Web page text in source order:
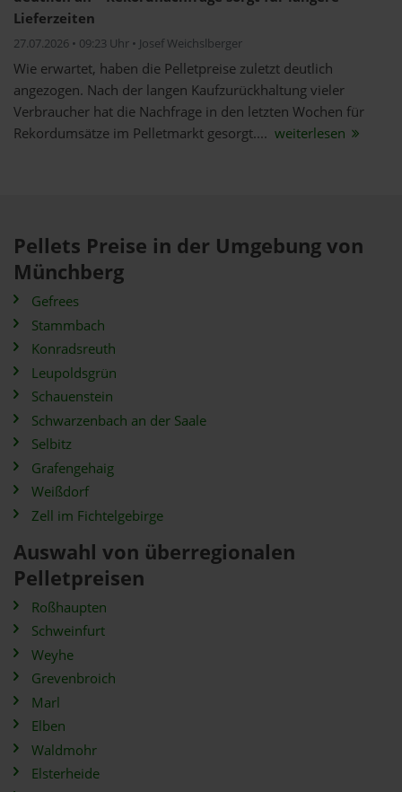
Lieferzeiten
27.07.2026 • 09:23 Uhr • Josef Weichslberger
Wie erwartet, haben die Pelletpreise zuletzt deutlich
angezogen. Nach der langen Kaufzurückhaltung vieler
Verbraucher hat die Nachfrage in den letzten Wochen für
Rekordumsätze im Pelletmarkt gesorgt.... weiterlesen
Pellets Preise in der Umgebung von
Münchberg
Gefrees
Stammbach
Konradsreuth
Leupoldsgrün
Schauenstein
Schwarzenbach an der Saale
Selbitz
Grafengehaig
Weißdorf
Zell im Fichtelgebirge
Auswahl von überregionalen
Pelletpreisen
Roßhaupten
Schweinfurt
Weyhe
Grevenbroich
Marl
Elben
Waldmohr
Elsterheide